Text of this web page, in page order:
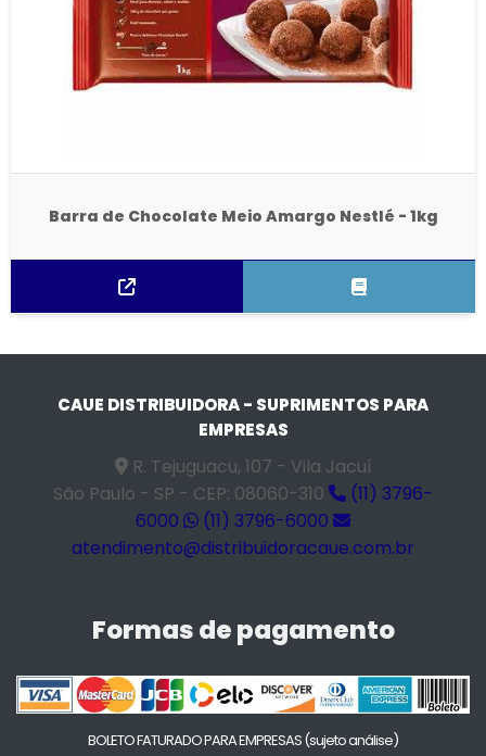
Barra de Chocolate Meio Amargo Nestlé - 1kg
CAUE DISTRIBUIDORA - SUPRIMENTOS PARA
EMPRESAS
R. Tejuguacu, 107 - Vila Jacuí
São Paulo - SP - CEP: 08060-310
(11) 3796-
6000
(11) 3796-6000
atendimento@distribuidoracaue.com.br
Formas de pagamento
BOLETO FATURADO PARA EMPRESAS(sujeto análise)